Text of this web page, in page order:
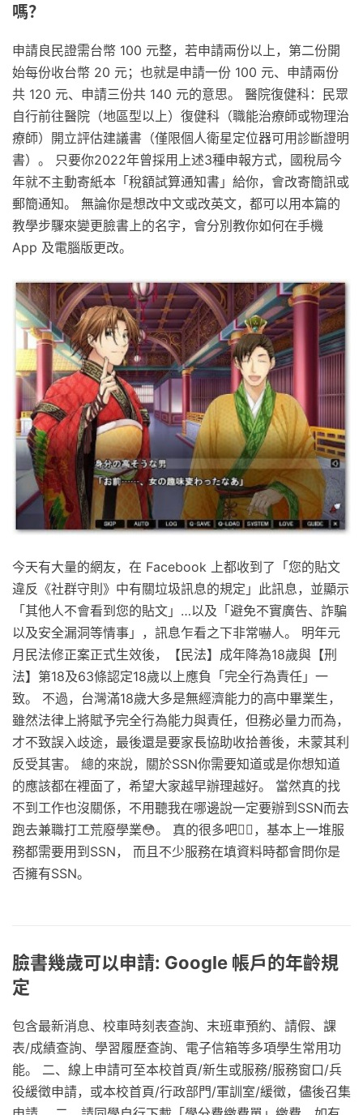
嗎？
申請良民證需台幣 100 元整，若申請兩份以上，第二份開
始每份收台幣 20 元；也就是申請一份 100 元、申請兩份
共 120 元、申請三份共 140 元的意思。 醫院復健科：民眾
自行前往醫院（地區型以上）復健科（職能治療師或物理治
療師）開立評估建議書（僅限個人衛星定位器可用診斷證明
書）。 只要你2022年曾採用上述3種申報方式，國稅局今
年就不主動寄紙本「稅額試算通知書」給你，會改寄簡訊或
郵簡通知。 無論你是想改中文或改英文，都可以用本篇的
教學步驟來變更臉書上的名字，會分別教你如何在手機
App 及電腦版更改。
今天有大量的網友，在 Facebook 上都收到了「您的貼文
違反《社群守則》中有關垃圾訊息的規定」此訊息，並顯示
「其他人不會看到您的貼文」…以及「避免不實廣告、詐騙
以及安全漏洞等情事」，訊息乍看之下非常嚇人。 明年元
月民法修正案正式生效後，【民法】成年降為18歲與【刑
法】第18及63條認定18歲以上應負「完全行為責任」一
致。 不過，台灣滿18歲大多是無經濟能力的高中畢業生，
雖然法律上將賦予完全行為能力與責任，但務必量力而為，
才不致誤入歧途，最後還是要家長協助收拾善後，未蒙其利
反受其害。 總的來說，關於SSN你需要知道或是你想知道
的應該都在裡面了，希望大家越早辦理越好。 當然真的找
不到工作也沒關係，不用聽我在哪邊說一定要辦到SSN而去
跑去兼職打工荒廢學業😳。 真的很多吧🙎‍♂️，基本上一堆服
務都需要用到SSN， 而且不少服務在填資料時都會問你是
否擁有SSN。
臉書幾歲可以申請: Google 帳戶的年齡規
定
包含最新消息、校車時刻表查詢、末班車預約、請假、課
表/成績查詢、學習履歷查詢、電子信箱等多項學生常用功
能。 二、線上申請可至本校首頁/新生或服務/服務窗口/兵
役緩徵申請，或本校首頁/行政部門/軍訓室/緩徵，儘後召集